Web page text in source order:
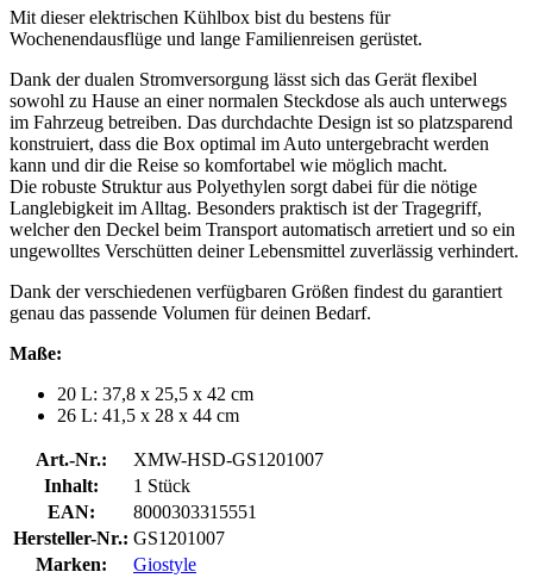
Mit dieser elektrischen Kühlbox bist du bestens für
Wochenendausflüge und lange Familienreisen gerüstet.
Dank der dualen Stromversorgung lässt sich das Gerät flexibel
sowohl zu Hause an einer normalen Steckdose als auch unterwegs
im Fahrzeug betreiben. Das durchdachte Design ist so platzsparend
konstruiert, dass die Box optimal im Auto untergebracht werden
kann und dir die Reise so komfortabel wie möglich macht.
Die robuste Struktur aus Polyethylen sorgt dabei für die nötige
Langlebigkeit im Alltag. Besonders praktisch ist der Tragegriff,
welcher den Deckel beim Transport automatisch arretiert und so ein
ungewolltes Verschütten deiner Lebensmittel zuverlässig verhindert.
Dank der verschiedenen verfügbaren Größen findest du garantiert
genau das passende Volumen für deinen Bedarf.
Maße:
20 L: 37,8 x 25,5 x 42 cm
26 L: 41,5 x 28 x 44 cm
Art.-Nr.:
XMW-HSD-GS1201007
Inhalt:
1 Stück
EAN:
8000303315551
Hersteller-Nr.: GS1201007
Marken:
Giostyle